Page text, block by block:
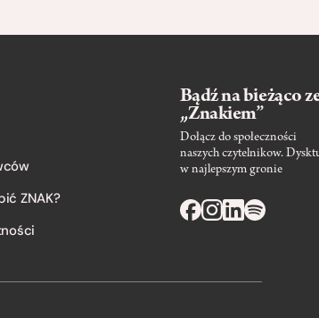
ZNAK?
Bądź na bieżąco
„Znakiem”
Dołącz do społeczności
naszych czytelnikow.
w najlepszym gronie